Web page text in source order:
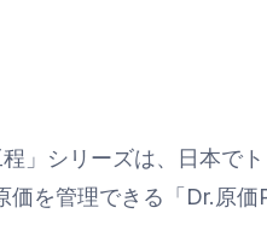
」シリーズは、日本で
価を管理できる「Dr.原